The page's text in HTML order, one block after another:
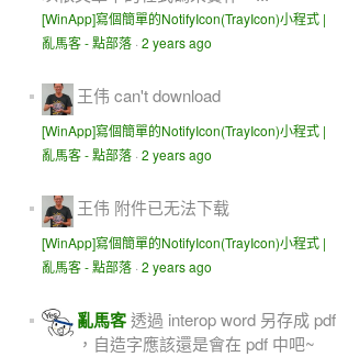
[WinApp]寫個簡單的NotifyIcon(TrayIcon)小程式 |
亂馬客 - 點部落 · 2 years ago
王伟 can't download
[WinApp]寫個簡單的NotifyIcon(TrayIcon)小程式 |
亂馬客 - 點部落 · 2 years ago
王伟 附件已无法下载
[WinApp]寫個簡單的NotifyIcon(TrayIcon)小程式 |
亂馬客 - 點部落 · 2 years ago
亂馬客透過 interop word 另存成 pdf
，自造字應該還是會在 pdf 中吧~